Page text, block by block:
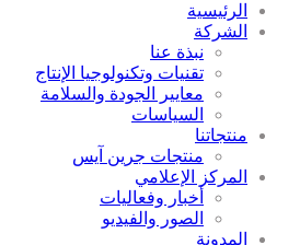
الرئيسية
الشركة
نبذة عنا
تقنيات وتكنولوجيا الإنتاج
معايير الجودة والسلامة
السياسات
منتجاتنا
منتجات جرين آيس
المركز الإعلامي
أخبار وفعاليات
الصور والفيديو
المدونة